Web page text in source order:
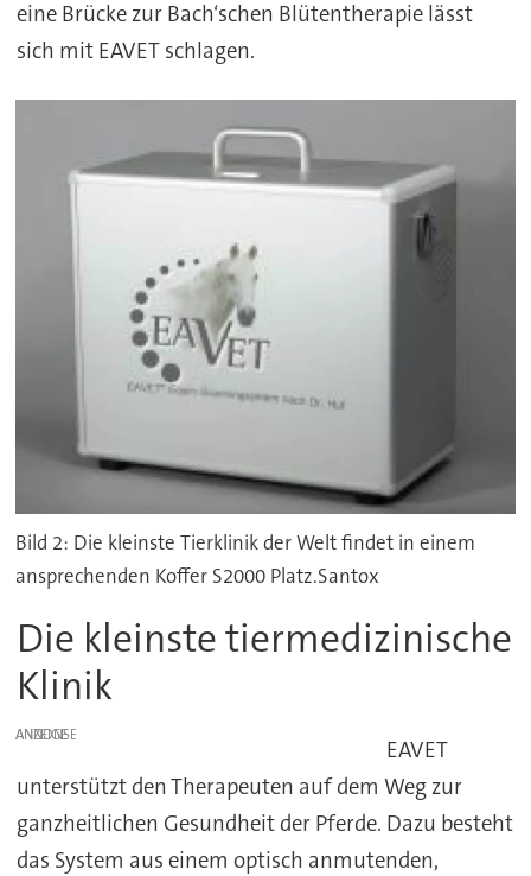
eine Brücke zur Bach‘schen Blütentherapie lässt
sich mit EAVET schlagen.
Bild 2: Die kleinste Tierklinik der Welt findet in einem
ansprechenden Koffer S2000 Platz.Santox
Die kleinste tiermedizinische
Klinik
ANZEIGE
EAVET
unterstützt den Therapeuten auf dem Weg zur
ganzheitlichen Gesundheit der Pferde. Dazu besteht
das System aus einem optisch anmutenden,